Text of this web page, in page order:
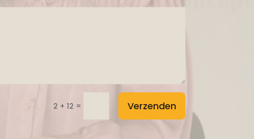
2 + 12 = Verzenden